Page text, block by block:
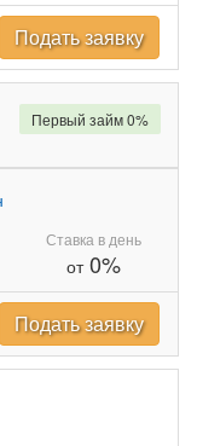
Подать заявку
Ставка в день
от0%
Первый займ 0%
Подать заявку